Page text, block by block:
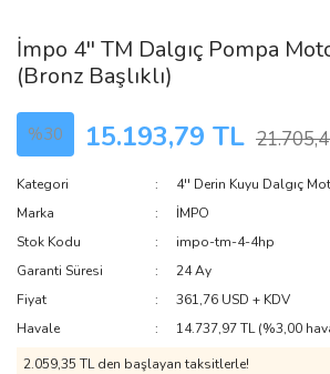
İmpo 4'' TM Dalgıç Pompa
(Bronz Başlıklı)
%30 15.193,79 TL
Kategori
4'' Derin Kuyu Dalgıç
Marka
İMPO
Stok Kodu
impo-tm-4-4hp
Garanti Süresi
24 Ay
Fiyat
361,76 USD + KDV
Havale
14.737,97 TL (%3,00
2.059,35 TL den başlayan taksitlerle!